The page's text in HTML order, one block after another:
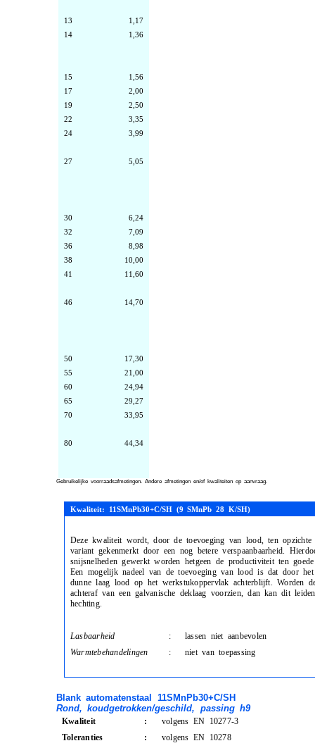
13
1,17
14
1,36
15
1,56
17
2,00
19
2,50
22
3,35
24
3,99
27 5,05
30
6,24
32
7,09
36
8,98
38
10,00
41
11,60
46 14,70
50
17,30
55
21,00
60
24,94
65
29,27
70
33,95
80 44,34
Gebruikelijke voorraadsafmetingen. Andere afmetingen en/of kwaliteiten op aanvraag.
Kwaliteit: 11SMnPb30+C/SH (9 SMnPb 28 K/SH)
Deze kwaliteit wordt, door de toevoeging van lood, ten
variant gekenmerkt door een nog betere verspaanbaarheid.
snijsnelheden gewerkt worden hetgeen de productiviteit ten
Een mogelijk nadeel van de toevoeging van lood is dat door het
dunne laag lood op het werkstukoppervlak achterblijft. Worden
achteraf van een galvanische deklaag voorzien, dan kan dit
hechting.
Lasbaarheid :
lassen niet aanbevolen
Warmtebehandelingen
: niet van toepassing
Blank automatenstaal 11SMnPb30+C/SH
Rond, koudgetrokken/geschild, passing h9
Kwaliteit :
volgens EN 10277-3
Toleranties
:
volgens EN 10278